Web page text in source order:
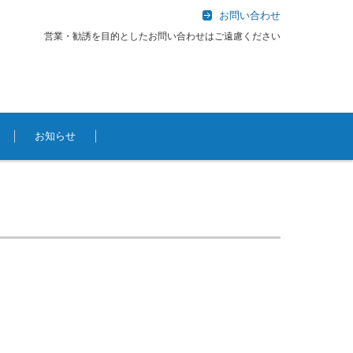
お問い合わせ
営業・勧誘を目的としたお問い合わせはご遠慮ください
お知らせ